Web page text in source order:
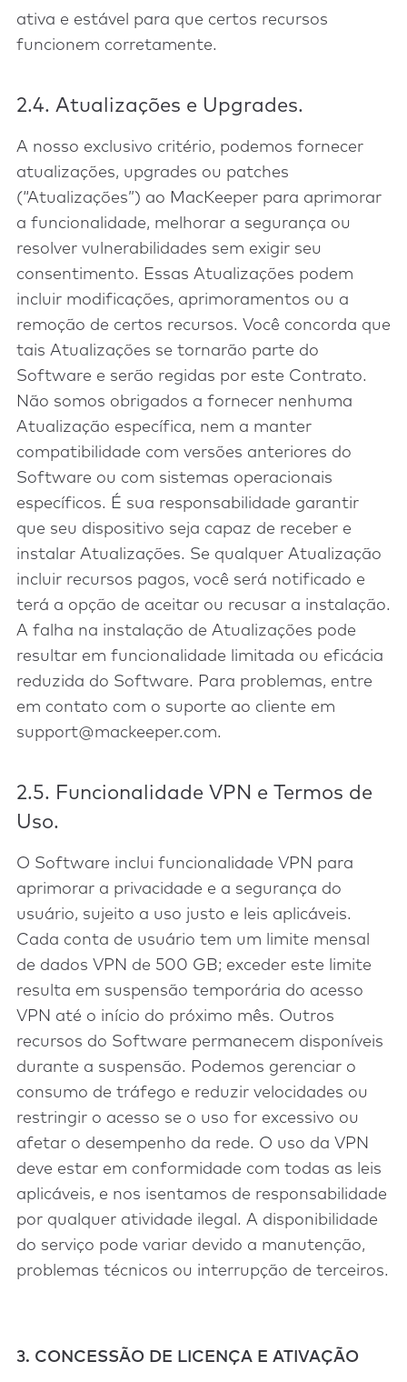
ativa e estável para que certos recursos
funcionem corretamente.
2.4. Atualizações e Upgrades.
A nosso exclusivo critério, podemos fornecer
atualizações, upgrades ou patches
(“Atualizações”) ao MacKeeper para aprimorar
a funcionalidade, melhorar a segurança ou
resolver vulnerabilidades sem exigir seu
consentimento. Essas Atualizações podem
incluir modificações, aprimoramentos ou a
remoção de certos recursos. Você concorda que
tais Atualizações se tornarão parte do
Software e serão regidas por este Contrato.
Não somos obrigados a fornecer nenhuma
Atualização específica, nem a manter
compatibilidade com versões anteriores do
Software ou com sistemas operacionais
específicos. É sua responsabilidade garantir
que seu dispositivo seja capaz de receber e
instalar Atualizações. Se qualquer Atualização
incluir recursos pagos, você será notificado e
terá a opção de aceitar ou recusar a instalação.
A falha na instalação de Atualizações pode
resultar em funcionalidade limitada ou eficácia
reduzida do Software. Para problemas, entre
em contato com o suporte ao cliente em
support@mackeeper.com.
2.5. Funcionalidade VPN e Termos de
Uso.
O Software inclui funcionalidade VPN para
aprimorar a privacidade e a segurança do
usuário, sujeito a uso justo e leis aplicáveis.
Cada conta de usuário tem um limite mensal
de dados VPN de 500 GB; exceder este limite
resulta em suspensão temporária do acesso
VPN até o início do próximo mês. Outros
recursos do Software permanecem disponíveis
durante a suspensão. Podemos gerenciar o
consumo de tráfego e reduzir velocidades ou
restringir o acesso se o uso for excessivo ou
afetar o desempenho da rede. O uso da VPN
deve estar em conformidade com todas as leis
aplicáveis, e nos isentamos de responsabilidade
por qualquer atividade ilegal. A disponibilidade
do serviço pode variar devido a manutenção,
problemas técnicos ou interrupção de terceiros.
3. CONCESSÃO DE LICENÇA E ATIVAÇÃO